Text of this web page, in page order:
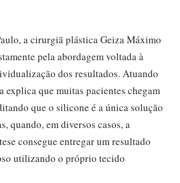
a cirurgiã plástica Geiza Máximo
pela abordagem voltada à
dos resultados. Atuando
explica que muitas pacientes chegam
que o silicone é a única solução
quando, em diversos casos, a
consegue entregar um resultado
utilizando o próprio tecido